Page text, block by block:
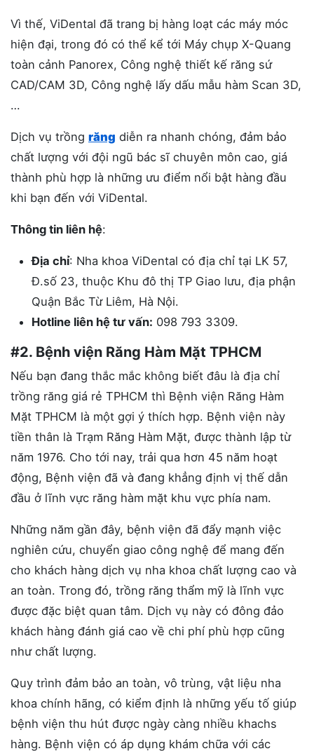
Vì thế, ViDental đã trang bị hàng loạt các máy móc
hiện đại, trong đó có thể kể tới Máy chụp X-Quang
toàn cảnh Panorex, Công nghệ thiết kế răng sứ
CAD/CAM 3D, Công nghệ lấy dấu mẫu hàm Scan 3D,
…
Dịch vụ trồng răng diễn ra nhanh chóng, đảm bảo
chất lượng với đội ngũ bác sĩ chuyên môn cao, giá
thành phù hợp là những ưu điểm nổi bật hàng đầu
khi bạn đến với ViDental.
Thông tin liên hệ:
Địa chỉ: Nha khoa ViDental có địa chỉ tại LK 57,
Đ.số 23, thuộc Khu đô thị TP Giao lưu, địa phận
Quận Bắc Từ Liêm, Hà Nội.
Hotline liên hệ tư vấn: 098 793 3309.
#2. Bệnh viện Răng Hàm Mặt TPHCM
Nếu bạn đang thắc mắc không biết đâu là địa chỉ
trồng răng giá rẻ TPHCM thì Bệnh viện Răng Hàm
Mặt TPHCM là một gợi ý thích hợp. Bệnh viện này
tiền thân là Trạm Răng Hàm Mặt, được thành lập từ
năm 1976. Cho tới nay, trải qua hơn 45 năm hoạt
động, Bệnh viện đã và đang khẳng định vị thế dẫn
đầu ở lĩnh vực răng hàm mặt khu vực phía nam.
Những năm gần đây, bệnh viện đã đẩy mạnh việc
nghiên cứu, chuyển giao công nghệ để mang đến
cho khách hàng dịch vụ nha khoa chất lượng cao và
an toàn. Trong đó, trồng răng thẩm mỹ là lĩnh vực
được đặc biệt quan tâm. Dịch vụ này có đông đảo
khách hàng đánh giá cao về chi phí phù hợp cũng
như chất lượng.
Quy trình đảm bảo an toàn, vô trùng, vật liệu nha
khoa chính hãng, có kiểm định là những yếu tố giúp
bệnh viện thu hút được ngày càng nhiều khachs
hàng. Bệnh viện có áp dụng khám chữa với các